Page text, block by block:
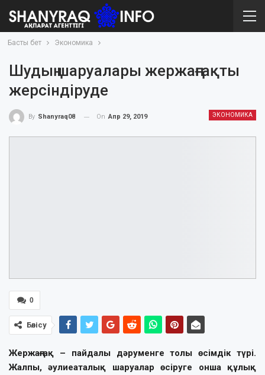
Басты бет Экономика
Шудың шаруалары жержаңғақты
жерсіндіруде
ЭКОНОМИКА
By Shanyraq08 On Апр 29, 2019
0
Бөлісу
Жержаңғақ – пайдалы дәруменге толы өсімдік түрі.
Жалпы, әулиеаталық шаруалар өсіруге онша құлық